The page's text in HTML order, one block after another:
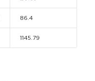
86.4
1145.79